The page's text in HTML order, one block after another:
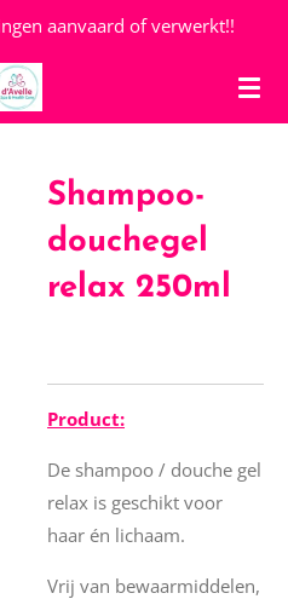
aanvaard of verwerkt!!
Shampoo-
douchegel
relax 250ml
Product:
De shampoo / douche gel
relax is geschikt voor
haar én lichaam.
Vrij van bewaarmiddelen,